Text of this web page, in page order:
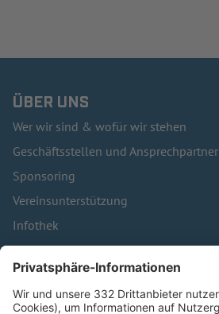
ÜBER UNS
Wer wir sind & wofür wir stehen
Geschäftsstellen und Ansprechpartner
Sponsoring
Vereinsunterstützung
Infothek
Kontakt
HÄUFIG BESUCHTE SEITEN